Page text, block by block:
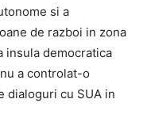
si a
de razboi in zona
insula democratica
a controlat-o
dialoguri cu SUA in